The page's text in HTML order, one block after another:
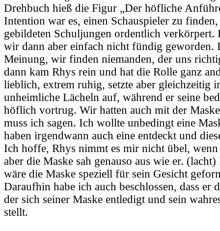
Drehbuch hieß die Figur „Der höfliche
Intention war es, einen Schauspieler zu
gebildeten Schuljungen ordentlich verkörpert.
wir dann aber einfach nicht fündig
Meinung, wir finden niemanden, der uns
dann kam Rhys rein und hat die Rolle ganz
lieblich, extrem ruhig, setzte aber gleichzeitig
unheimliche Lächeln auf, während er seine
höflich vortrug. Wir hatten auch mit der
muss ich sagen. Ich wollte unbedingt eine
haben irgendwann auch eine entdeckt und
Ich hoffe, Rhys nimmt es mir nicht übel, wenn
aber die Maske sah genauso aus wie er.
wäre die Maske speziell für sein Gesicht
Daraufhin habe ich auch beschlossen, dass er
der sich seiner Maske entledigt und sein
stellt.